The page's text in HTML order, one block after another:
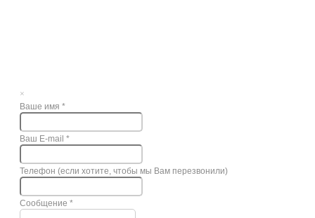
×
Ваше имя *
Ваш E-mail *
Телефон (если хотите, чтобы мы Вам перезвонили)
Сообщение *